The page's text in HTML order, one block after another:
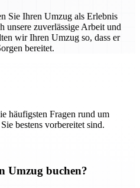
Sie Ihren Umzug als Erlebnis
unsere zuverlässige Arbeit und
wir Ihren Umzug so, dass er
bereitet.
häufigsten Fragen rund um
bestens vorbereitet sind.
Umzug buchen?